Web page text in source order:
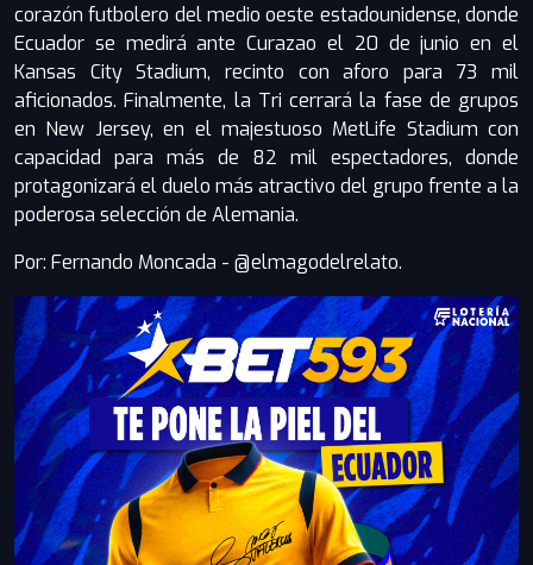
corazón futbolero del medio oeste estadounidense, donde
Ecuador se medirá ante Curazao el 20 de junio en el
Kansas City Stadium, recinto con aforo para 73 mil
aficionados. Finalmente, la Tri cerrará la fase de grupos
en New Jersey, en el majestuoso MetLife Stadium con
capacidad para más de 82 mil espectadores, donde
protagonizará el duelo más atractivo del grupo frente a la
poderosa selección de Alemania.
Por: Fernando Moncada - @elmagodelrelato.